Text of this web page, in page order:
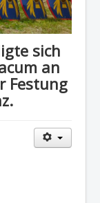
sich
an
Festung